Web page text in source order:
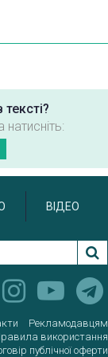
натисніть:
ВІДЕО
Рекламодавцям
використання
публічної оферти